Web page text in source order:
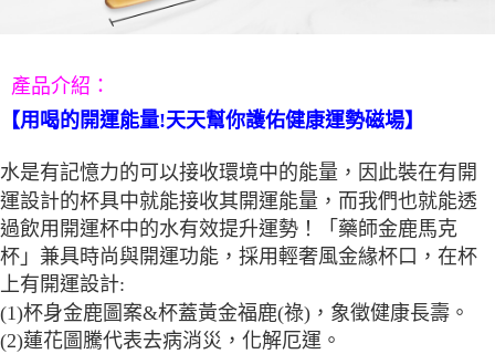
產品介紹 ：
【用喝的開運能量!天天幫你護佑健康運勢磁場】
水是有記憶力的可以接收環境中的能量，因此裝在有開
運設計的杯具中就能接收其開運能量，而我們也就能透
過飲用開運杯中的水有效提升運勢！「藥師金鹿馬克
杯」兼具時尚與開運功能，採用輕奢風金緣杯口，在杯
上有開運設計:
(1)杯身金鹿圖案&杯蓋黃金福鹿(祿)，象徵健康長壽 。
(2)蓮花圖騰代表去病消災，化解厄運 。